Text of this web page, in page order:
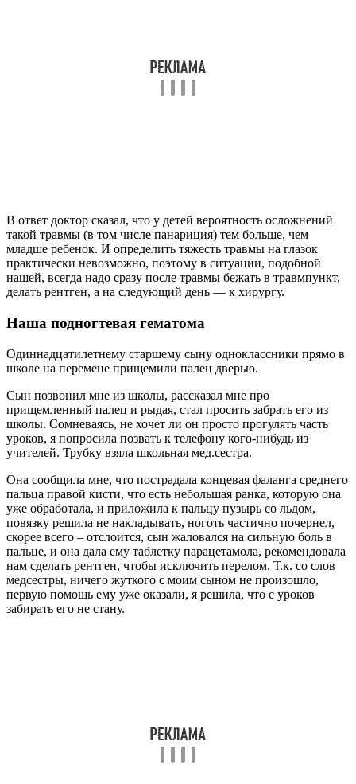
В ответ доктор сказал, что у детей вероятность осложнений
такой травмы (в том числе панариция) тем больше, чем
младше ребенок. И определить тяжесть травмы на глазок
практически невозможно, поэтому в ситуации, подобной
нашей, всегда надо сразу после травмы бежать в травмпункт,
делать рентген, а на следующий день — к хирургу.
Наша подногтевая гематома
Одиннадцатилетнему старшему сыну одноклассники прямо в
школе на перемене прищемили палец дверью.
Сын позвонил мне из школы, рассказал мне про
прищемленный палец и рыдая, стал просить забрать его из
школы. Сомневаясь, не хочет ли он просто прогулять часть
уроков, я попросила позвать к телефону кого-нибудь из
учителей. Трубку взяла школьная мед.сестра.
Она сообщила мне, что пострадала концевая фаланга среднего
пальца правой кисти, что есть небольшая ранка, которую она
уже обработала, и приложила к пальцу пузырь со льдом,
повязку решила не накладывать, ноготь частично почернел,
скорее всего – отслоится, сын жаловался на сильную боль в
пальце, и она дала ему таблетку парацетамола, рекомендовала
нам сделать рентген, чтобы исключить перелом. Т.к. со слов
медсестры, ничего жуткого с моим сыном не произошло,
первую помощь ему уже оказали, я решила, что с уроков
забирать его не стану.